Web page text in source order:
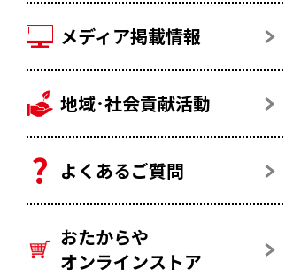
メディア掲載情報
地域･社会貢献活動
よくあるご質問
おたからや
オンラインストア